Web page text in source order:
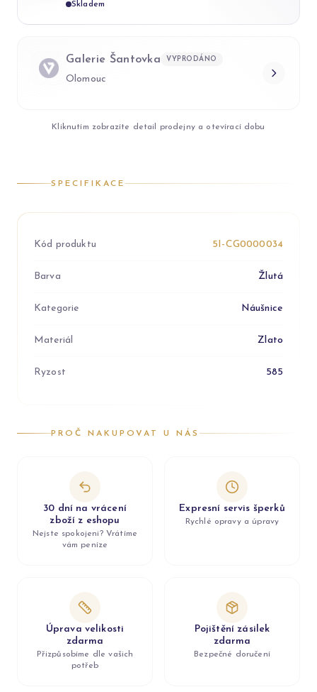
Skladem
Galerie Šantovka VYPRODÁNO
Olomouc
Kliknutím zobrazíte detail prodejny a otevírací dobu
SPECIFIKACE
Kód produktu 5I-CG0000034
Barva Žlutá
Kategorie Náušnice
Materiál Zlato
Ryzost 585
PROČ NAKUPOVAT U NÁS
30 dní na vrácení
zboží z eshopu
Nejste spokojeni? Vrátíme
vám peníze
Expresní servis šperků
Rychlé opravy a úpravy
Úprava velikosti
zdarma
Přizpůsobíme dle vašich
potřeb
Pojištění zásilek
zdarma
Bezpečné doručení